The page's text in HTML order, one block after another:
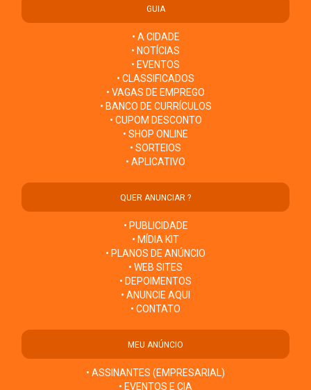
GUIA
• A CIDADE
• NOTÍCIAS
• EVENTOS
• CLASSIFICADOS
• VAGAS DE EMPREGO
• BANCO DE CURRÍCULOS
• CUPOM DESCONTO
• SHOP ONLINE
• SORTEIOS
• APLICATIVO
QUER ANUNCIAR ?
• PUBLICIDADE
• MÍDIA KIT
• PLANOS DE ANÚNCIO
• WEB SITES
• DEPOIMENTOS
• ANUNCIE AQUI
• CONTATO
MEU ANÚNCIO
• ASSINANTES (EMPRESARIAL)
• EVENTOS E CIA